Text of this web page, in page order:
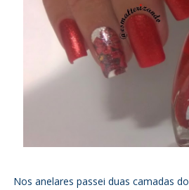
Nos anelares passei duas camadas do